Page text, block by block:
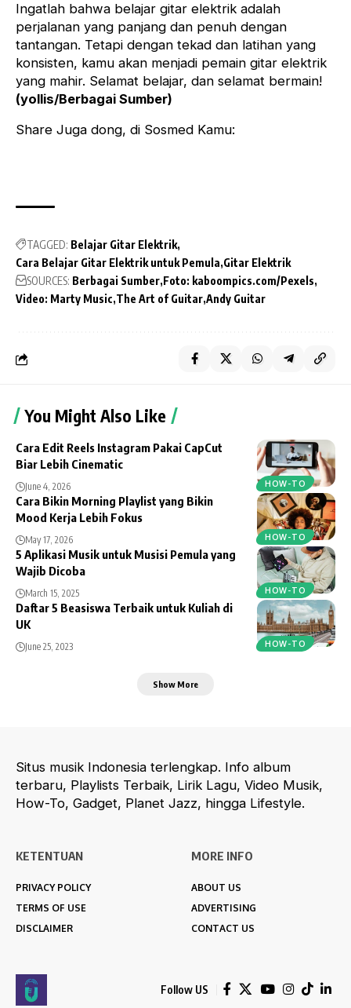
Ingatlah bahwa belajar gitar elektrik adalah
perjalanan yang panjang dan penuh dengan
tantangan. Tetapi dengan tekad dan latihan yang
konsisten, kamu akan menjadi pemain gitar elektrik
yang mahir. Selamat belajar, dan selamat bermain!
(yollis/Berbagai Sumber)
Share Juga dong, di Sosmed Kamu:
TAGGED: Belajar Gitar Elektrik
Cara Belajar Gitar Elektrik untuk Pemula Gitar Elektrik
SOURCES: Berbagai Sumber Foto: kaboompics.com/Pexels
Video: Marty Music The Art of Guitar Andy Guitar
You Might Also Like
HOW-TO
Cara Edit Reels Instagram Pakai CapCut
Biar Lebih Cinematic
June 4, 2026
HOW-TO
Cara Bikin Morning Playlist yang Bikin
Mood Kerja Lebih Fokus
May 17, 2026
HOW-TO
5 Aplikasi Musik untuk Musisi Pemula yang
Wajib Dicoba
March 15, 2025
HOW-TO
Daftar 5 Beasiswa Terbaik untuk Kuliah di
UK
June 25, 2023
Show More
Situs musik Indonesia terlengkap. Info album
terbaru, Playlists Terbaik, Lirik Lagu, Video Musik,
How-To, Gadget, Planet Jazz, hingga Lifestyle.
KETENTUAN
PRIVACY POLICY
TERMS OF USE
DISCLAIMER
MORE INFO
ABOUT US
ADVERTISING
CONTACT US
Follow US